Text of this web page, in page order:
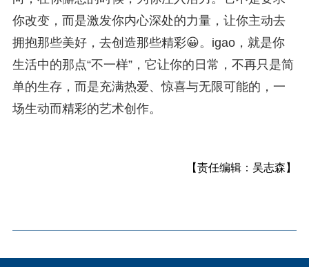
你改变，而是激发你内心深处的力量，让你主动去
拥抱那些美好，去创造那些精彩😀。igao，就是你
生活中的那点“不一样”，它让你的日常，不再只是简
单的生存，而是充满热爱、惊喜与无限可能的，一
场生动而精彩的艺术创作。
【责任编辑：吴志森】